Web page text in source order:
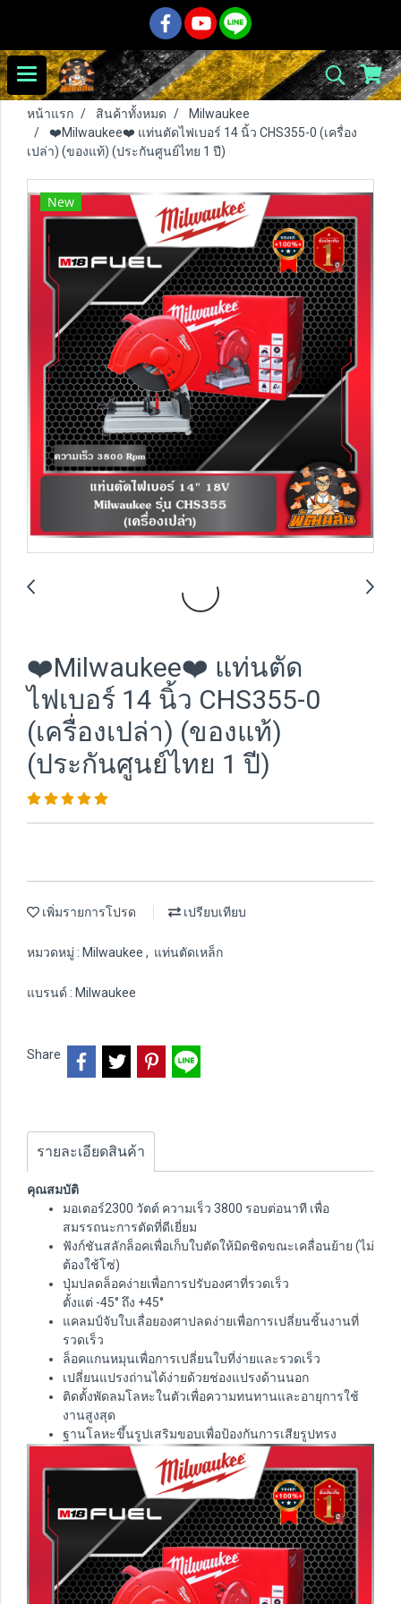
หน้าแรก สินค้าทั้งหมด
Milwaukee
❤️Milwaukee❤️ แท่นตัดไฟเบอร์ 14 นิ้ว CHS355-0 (เครื่อง
เปล่า) (ของแท้) (ประกันศูนย์ไทย 1 ปี)
New
❤️Milwaukee❤️ แท่นตัด
ไฟเบอร์ 14 นิ้ว CHS355-0
(เครื่องเปล่า) (ของแท้)
(ประกันศูนย์ไทย 1 ปี)
เพิ่มรายการโปรด เปรียบเทียบ
หมวดหมู่ : Milwaukee , แท่นตัดเหล็ก
แบรนด์ : Milwaukee
Share
รายละเอียดสินค้า
คุณสมบัติ
มอเตอร์2300 วัตต์ ความเร็ว 3800 รอบต่อนาที เพื่อ
สมรรถนะการตัดที่ดีเยี่ยม
ฟังก์ชันสลักล็อคเพื่อเก็บใบตัดให้มิดชิดขณะเคลื่อนย้าย (ไม่
ต้องใช้โซ่)
ปุ่มปลดล็อคง่ายเพื่อการปรับองศาที่รวดเร็ว
ตั้งแต่ -45° ถึง +45°
แคลมป์จับใบเลื่อยองศาปลดง่ายเพื่อการเปลี่ยนชิ้นงานที่
รวดเร็ว
ล็อคแกนหมุนเพื่อการเปลี่ยนใบที่ง่ายและรวดเร็ว
เปลี่ยนแปรงถ่านได้ง่ายด้วยช่องแปรงด้านนอก
ติดตั้งพัดลมโลหะในตัวเพื่อความทนทานและอายุการใช้
งานสูงสุด
ฐานโลหะขึ้นรูปเสริมขอบเพื่อป้องกันการเสียรูปทรง